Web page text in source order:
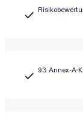
93 Annex-A-